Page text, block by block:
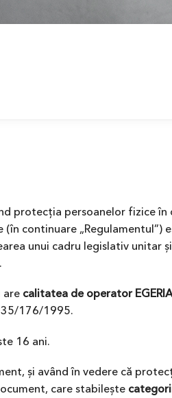
protecția persoanelor fizice în
continuare
unui cadru legislativ unitar
calitatea de operator
176/1995.
16 ani.
și având în vedere că
care stabilește